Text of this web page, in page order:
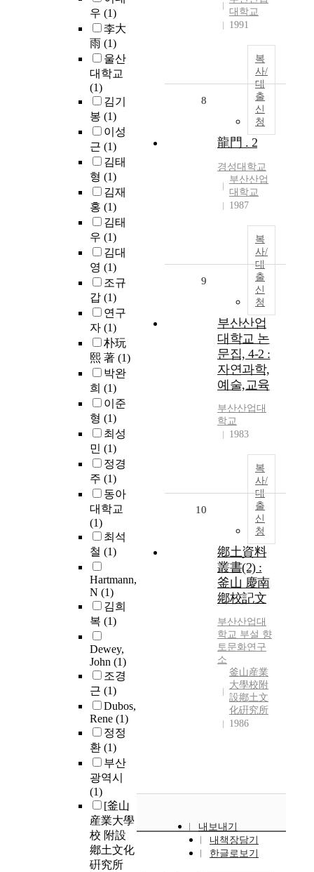
우 (1)
李大
雨 (1)
울산
대학교
(1)
김기
봉 (1)
이성
근 (1)
김태
형 (1)
김재
홍 (1)
김태
우 (1)
김대
영 (1)
조규
갑 (1)
연구
자 (1)
朴玩
熙 著 (1)
박완
희 (1)
이준
형 (1)
최성
민 (1)
정경
주 (1)
동아
대학교
(1)
최석
철 (1)
Hartmann,
N (1)
김희
복 (1)
Dewey,
John (1)
조경
근 (1)
Dubos,
Rene (1)
정정
환 (1)
부산
광역시
(1)
[釜山
産業大學
校 附設
鄕土文化
硏究所
대학교
1991
복
사/
대
출
신
청
8
龍門 . 2
경성대학교
부산산업
대학교
1987
복
사/
대
출
신
청
9
부산산업
대학교 논
문집, 4-2 :
자연과학,
예술,교육
부산산업대
학교
1983
복
사/
대
출
신
청
10
鄕土資料
叢書(2) :
釜山 慶南
鄕校記文
부산산업대
학교 부설 향
토문화연구
소
釜山産業
大學校附
設鄕土文
化硏究所
1986
내보내기
내책장담기
한글로보기